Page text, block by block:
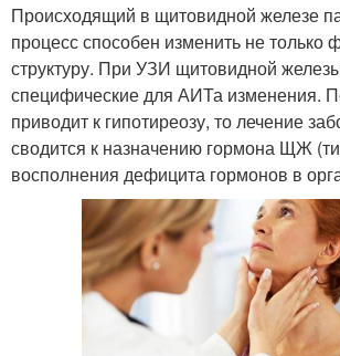
Происходящий в щитовидной железе
процесс способен изменить не только
структуру. При УЗИ щитовидной
специфические для АИТа изменения.
приводит к гипотиреозу, то лечение
сводится к назначению гормона ЩЖ
восполнения дефицита гормонов в